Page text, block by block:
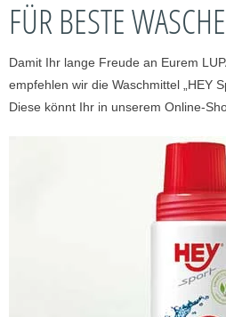
FÜR BESTE
Damit Ihr lange Freude an Eurem
empfehlen wir die Waschmittel „HEY
Diese könnt Ihr in unserem Online-